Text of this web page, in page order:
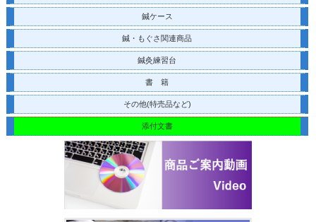
鍼ケース
鍼・もぐさ関連商品
鍼灸練習台
書 籍
その他(特売品など)
添付文書